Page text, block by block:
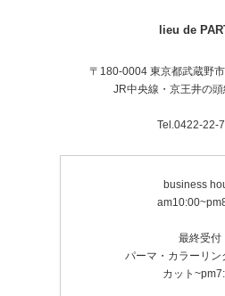
lieu de
〒180-0004 東京都武蔵野
JR中央線・京王井の
Tel.0422-22-
business
最終受付
パーマ・カラーリン
カット